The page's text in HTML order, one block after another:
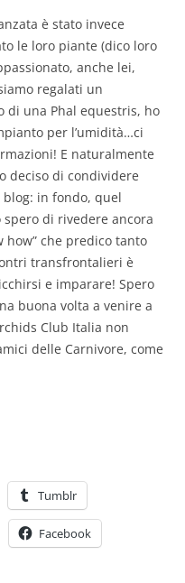
è stato invece
le loro piante (dico loro
anche lei,
regalati un
di una Phal equestris, ho
per l’umidità…ci
E naturalmente
deciso di condividere
in fondo, quel
spero di rivedere ancora
how” che predico tanto
transfrontalieri è
e imparare! Spero
buona volta a venire a
Club Italia non
delle Carnivore, come
Tumblr
Facebook